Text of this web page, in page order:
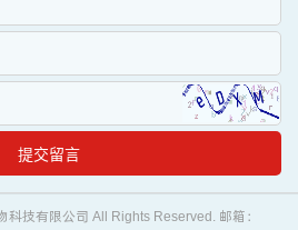
提交留言
技有限公司 All Rights Reserved. 邮箱：